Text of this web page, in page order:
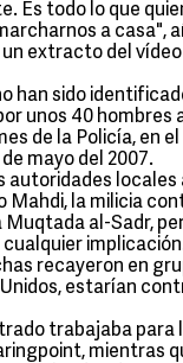
Es todo lo que
a casa",
extracto del
han sido
unos 40 hombres
de la Policía, en
mayo del 2007.
autoridades locales
la milicia
al-Sadr,
recayeron en
estarían
trabajaba para
mientras